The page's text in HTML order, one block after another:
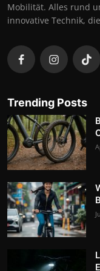
Mobilität. Alles rund
innovative Technik,
Trending Posts